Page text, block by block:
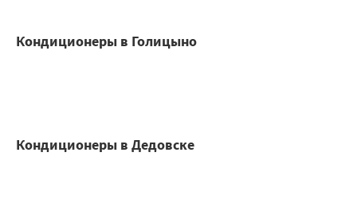
Кондиционеры в Голицыно
Кондиционеры в Дедовске